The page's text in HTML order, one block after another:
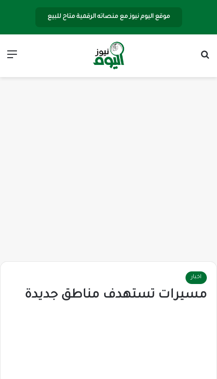
موقع اليوم نيوز مع منصاته الرقمية متاح للبيع
اخبار
مسيرات تستهدف مناطق جديدة